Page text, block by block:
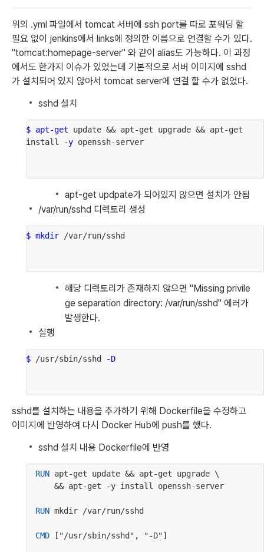
위의 .yml 파일에서 tomcat 서버에 ssh port를 따로 포워딩 할
필요 없이 jenkins에서 links에 정의한 이름으로 연결할 수가 있다.
"tomcat:homepage-server" 와 같이 alias도 가능하다. 이 과정
에서도 한가지 이슈가 있었는데 기본적으로 서버 이미지에 sshd
가 설치되어 있지 않아서 tomcat server에 연결 할 수가 없었다.
sshd 설치
$ apt-get update && apt-get upgrade && apt-get
install
-y openssh-server
apt-get updpate가 되어있지 않으면 설치가 안됨
/var/run/sshd 디렉토리 생성
$ mkdir /var/run/sshd
해당 디렉토리가 존재하지 않으면 "Missing privile
ge separation directory: /var/run/sshd" 에러가
발생한다.
실행
$ /usr/sbin/sshd -D
sshd를 설치하는 내용을 추가하기 위해 Dockerfile을 수정하고
이미지에 반영하여 다시 Docker Hub에 push를 했다.
sshd 설치 내용 Dockerfile에 반영
RUN apt-get update && apt-get upgrade \
&& apt-get -y install openssh-server
RUN mkdir /var/run/sshd
CMD ["/usr/sbin/sshd", "-D"]